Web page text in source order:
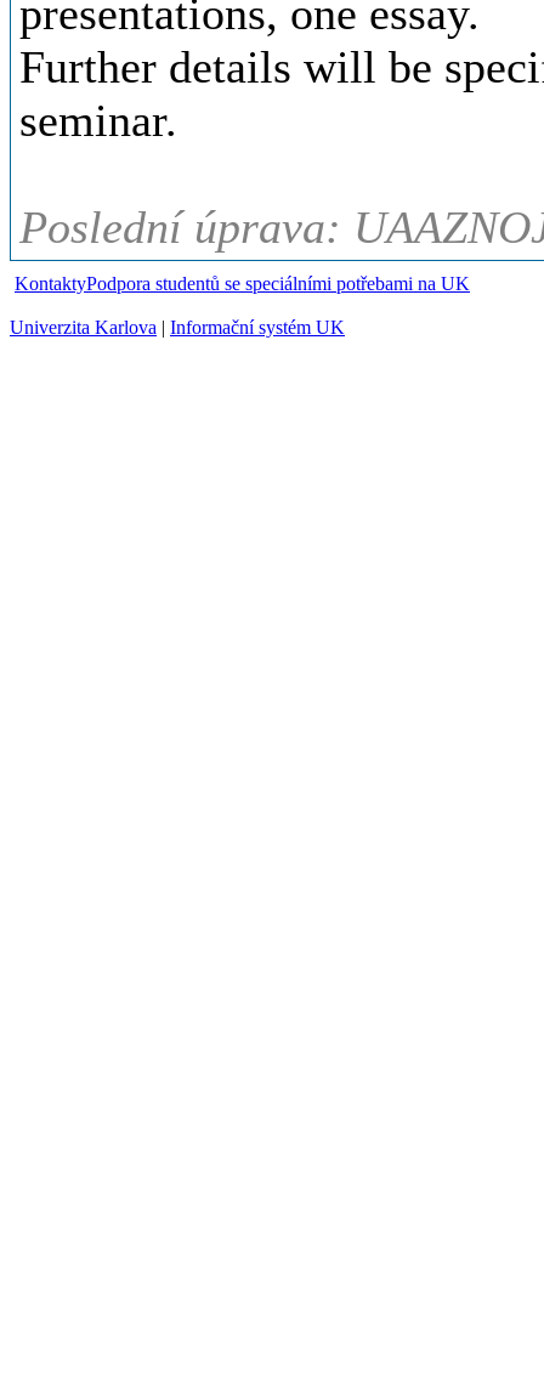
presentations, one essay.
Further details will be
seminar.
Poslední úprava:
KontaktyPodpora studentů se speciálními potřebami na UK
Univerzita Karlova | Informační systém UK